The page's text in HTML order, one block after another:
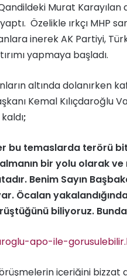
Murat
Özelikle ırkçı MHP
inerek AK Partiyi,
yapmaya başladı.
altında dolanırken
Kemal Kılıçdaroğlu
;
bu temaslarda terörü
bir yolu olarak
Benim Sayın
Öcalan
biliyoruz.
apo-ile-
içeriğini bizzat